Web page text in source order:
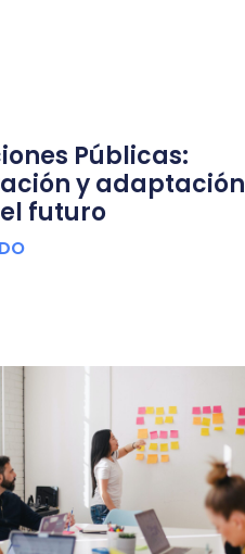
Públicas:
y adaptación
futuro